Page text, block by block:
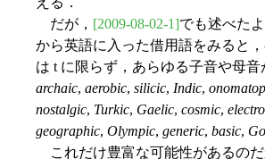
だが， [2009-08-02-1]でも述べた
から英語に入った借用語をみると
は t に限らず，あらゆる子音や母
archaic, aerobic, silicic, Indic,
nostalgic, Turkic, Gaelic, cosmic,
geographic, Olympic, generic, basic,
これだけ豊富な可能性があるの